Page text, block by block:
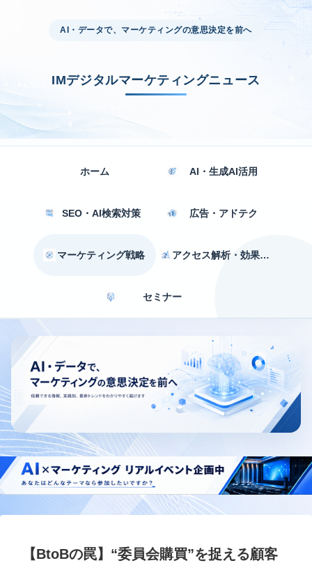
AI・データで、マーケティングの意思決定を前へ
IMデジタルマーケティングニュース
ホーム AI・生成AI活用
SEO・AI検索対策 広告・アドテク
マーケティング戦略 アクセス解析・効果測定
セミナー
【BtoBの罠】“委員会購買”を捉える顧客